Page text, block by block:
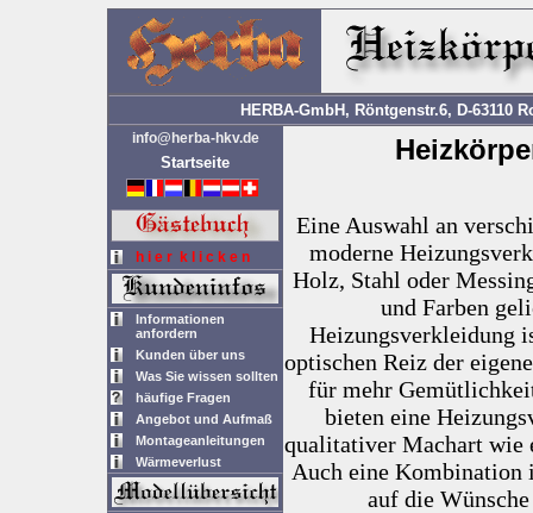
HERBA-GmbH, Röntgenstr.6, D-63110
info@herba-hkv.de
Startseite
h i e r k l i c k e n
Informationen
anfordern
Kunden über uns
Was Sie wissen sollten
häufige Fragen
Angebot und Aufmaß
Montageanleitungen
Wärmeverlust
Eine Auswahl an
moderne
Holz, Stahl oder
und Farben
Heizungsverkleidung
optischen Reiz der
für mehr
bieten eine
qualitativer Machart wie
Auch eine
auf die